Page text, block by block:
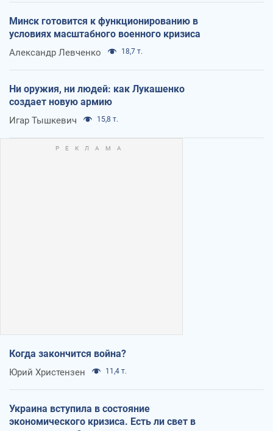
Минск готовится к функционированию в
условиях масштабного военного кризиса
Александр Левченко 18,7 т.
Ни оружия, ни людей: как Лукашенко
создает новую армию
Игар Тышкевич 15,8 т.
Когда закончится война?
Юрий Христензен 11,4 т.
Украина вступила в состояние
экономического кризиса. Есть ли свет в